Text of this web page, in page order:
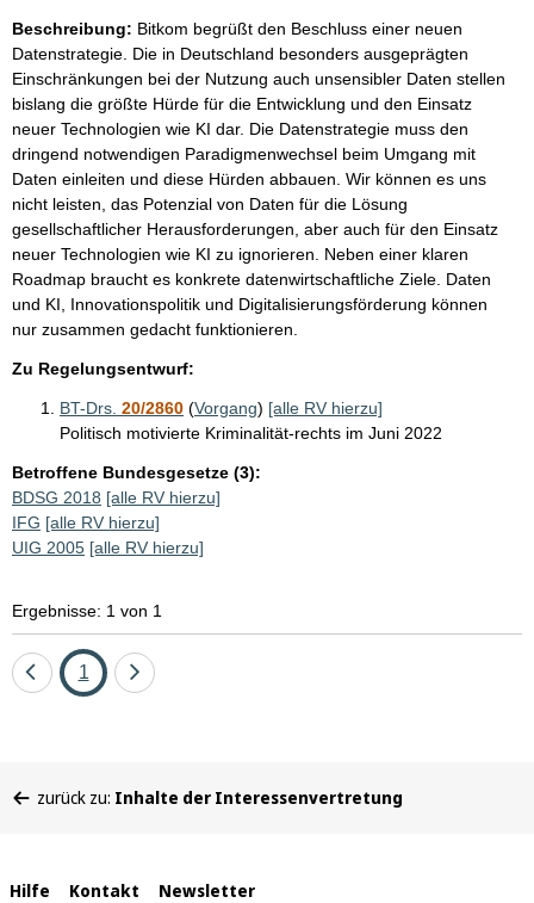
s
e
p
r
o
S
e
i
t
e
Beschreibung: Bitkom begrüßt den Beschluss einer neuen
Datenstrategie. Die in Deutschland besonders ausgeprägten
Einschränkungen bei der Nutzung auch unsensibler Daten stellen
bislang die größte Hürde für die Entwicklung und den Einsatz
neuer Technologien wie KI dar. Die Datenstrategie muss den
dringend notwendigen Paradigmenwechsel beim Umgang mit
Daten einleiten und diese Hürden abbauen. Wir können es uns
nicht leisten, das Potenzial von Daten für die Lösung
gesellschaftlicher Herausforderungen, aber auch für den Einsatz
neuer Technologien wie KI zu ignorieren. Neben einer klaren
Roadmap braucht es konkrete datenwirtschaftliche Ziele. Daten
und KI, Innovationspolitik und Digitalisierungsförderung können
nur zusammen gedacht funktionieren.
Zu Regelungsentwurf:
BT-Drs. 20/2860 (Vorgang) [alle RV hierzu]
Politisch motivierte Kriminalität-rechts im Juni 2022
Betroffene Bundesgesetze (3):
BDSG 2018 [alle RV hierzu]
IFG [alle RV hierzu]
UIG 2005 [alle RV hierzu]
Ergebnisse: 1 von 1
EineSeite
1
Eine
befinden
zurück zu: Inhalte der Interessenvertretung
Hilfe Kontakt Newsletter